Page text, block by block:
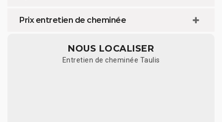
Prix entretien de cheminée
NOUS LOCALISER
Entretien de cheminée Taulis